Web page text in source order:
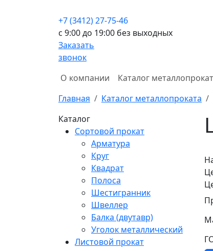
+7 (3412) 27-75-46
c 9:00 до 19:00 без выходных
Заказать
звонок
О компании
Каталог
Главная
Каталог металлопроката
Каталог
Сортовой прокат
Арматура
Круг
Квадрат
Полоса
Шестигранник
Швеллер
Балка (двутавр)
Уголок металлический
Листовой прокат